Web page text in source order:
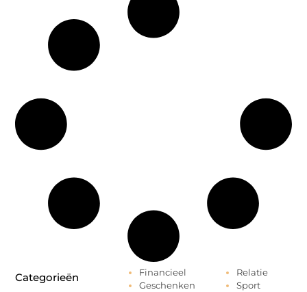
Categorieën
Financieel
Geschenken
Relatie
Sport